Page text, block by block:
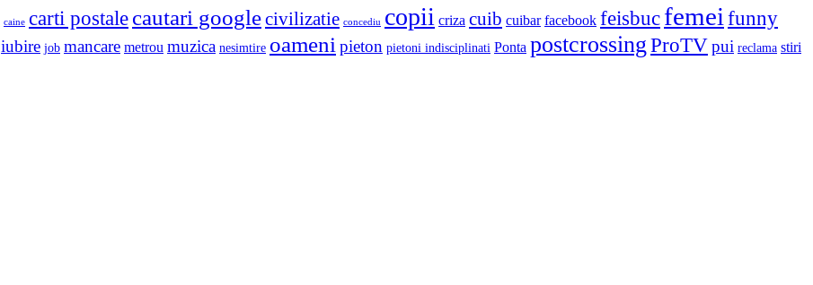
caine carti postale cautari googlecivilizatie concediu copii criza cuib cuibar facebook feisbuc femei funny
iubire job mancare metrou muzica nesimtire oameni pieton pietoni indisciplinati Ponta postcrossing ProTVpui reclama stiri